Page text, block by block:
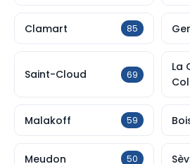
Clamart 85
Saint-Cloud 69
La
Malakoff 59
Meudon 50